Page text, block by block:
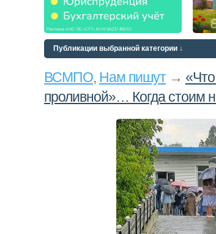
Публикации выбранной категории ↓
ВСМПО, Нам пишут→
проливной»… Когда стоим